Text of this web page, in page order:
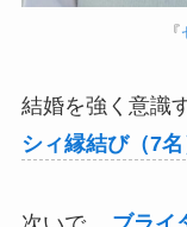
『
結婚を強く意識
シィ縁結び（7名